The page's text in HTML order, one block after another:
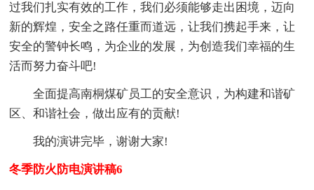
过我们扎实有效的工作，我们必须能够走出困境，迈向
新的辉煌，安全之路任重而道远，让我们携起手来，让
安全的警钟长鸣，为企业的发展，为创造我们幸福的生
活而努力奋斗吧!
全面提高南桐煤矿员工的安全意识，为构建和谐矿
区、和谐社会，做出应有的贡献!
我的演讲完毕，谢谢大家!
冬季防火防电演讲稿6